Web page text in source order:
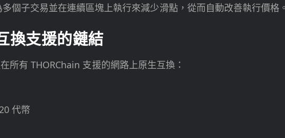
個子交易並在連續區塊上執行來減少滑點，從而自動改善執行價格。
換支援的鏈結
所有 THORChain 支援的網路上原生互換：
代幣